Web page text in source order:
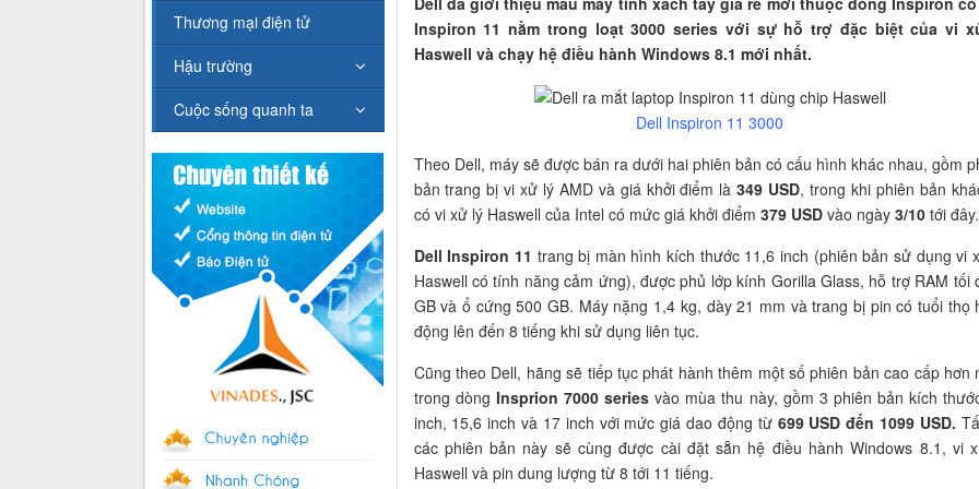
Inspiron 11 nằm trong loạt 3000 series với sự hỗ trợ đặc biệt của vi
Haswell và chạy hệ điều hành Windows 8.1 mới nhất.
Dell Inspiron 11 3000
Theo Dell, máy sẽ được bán ra dưới hai phiên bản có cấu hình khác nhau, gồm
bản trang bị vi xử lý AMD và giá khởi điểm là349 USD, trong khi phiên bản
có vi xử lý Haswell của Intel có mức giá khởi điểm 379 USDvào ngày 3/10tới đây.
Dell Inspiron 11 trang bị màn hình kích thước 11,6 inch (phiên bản sử dụng vi
Haswell có tính năng cảm ứng), được phủ lớp kính Gorilla Glass, hỗ trợ RAM tối
GB và ổ cứng 500 GB. Máy nặng 1,4 kg, dày 21 mm và trang bị pin có tuổi thọ
động lên đến 8 tiếng khi sử dụng liên tục.
Cũng theo Dell, hãng sẽ tiếp tục phát hành thêm một số phiên bản cao cấp hơn
trong dòng Insprion 7000 series vào mùa thu này, gồm 3 phiên bản kích
inch, 15,6 inch và 17 inch với mức giá dao động từ 699 USD đến 1099 USD.
các phiên bản này sẽ cùng được cài đặt sẵn hệ điều hành Windows 8.1, vi
Haswell và pin dung lượng từ 8 tới 11 tiếng.
Thương mại điện tử
Hậu trường
Cuộc sống quanh ta